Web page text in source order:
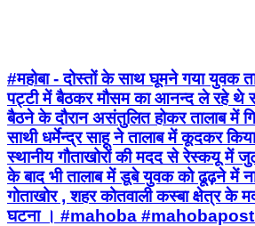
#महोबा - दोस्तों के साथ घूमने गया युवक
पट्टी में बैठकर मौसम का आनन्द ले रहे थे
बैठने के दौरान असंतुलित होकर तालाब में
साथी धर्मेन्द्र साहू ने तालाब में कूदकर
स्थानीय गौताखोरों की मदद से रेस्कयू में
के बाद भी तालाब में डूबे युवक को ढूढ़ने में
गोताखोर , शहर कोतवाली कस्बा क्षेत्र के
घटना । #mahoba